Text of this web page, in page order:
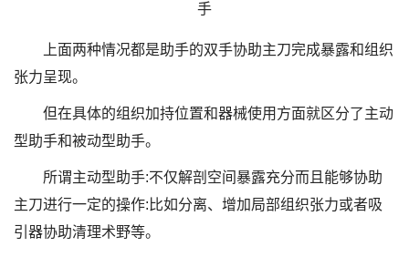
上面两种情况都是助手的双手协助主刀完成暴露和组织
张力呈现。
但在具体的组织加持位置和器械使用方面就区分了主动
型助手和被动型助手。
所谓主动型助手:不仅解剖空间暴露充分而且能够协助
主刀进行一定的操作:比如分离、增加局部组织张力或者吸
引器协助清理术野等。